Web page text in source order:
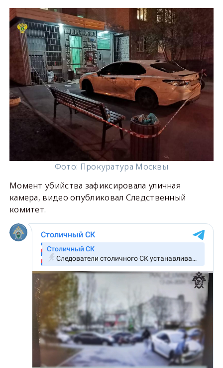
Фото: Прокуратура Москвы
Момент убийства зафиксировала уличная
камера, видео опубликовал Следственный
комитет.